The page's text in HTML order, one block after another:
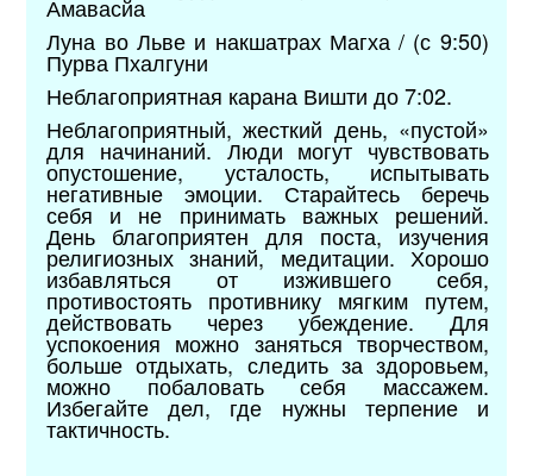
Амавасйа
Луна во Льве и накшатрах Магха / (с 9:50)
Пурва Пхалгуни
Неблагоприятная карана Вишти до 7:02.
Неблагоприятный, жесткий день, «пустой»
для начинаний. Люди могут чувствовать
опустошение, усталость, испытывать
негативные эмоции. Старайтесь беречь
себя и не принимать важных решений.
День благоприятен для поста, изучения
религиозных знаний, медитации. Хорошо
избавляться от изжившего себя,
противостоять противнику мягким путем,
действовать через убеждение. Для
успокоения можно заняться творчеством,
больше отдыхать, следить за здоровьем,
можно побаловать себя массажем.
Избегайте дел, где нужны терпение и
тактичность.